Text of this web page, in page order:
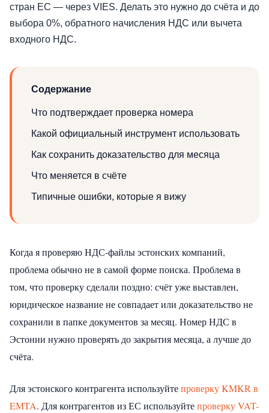
стран ЕС — через VIES. Делать это нужно до счёта и до
выбора 0%, обратного начисления НДС или вычета
входного НДС.
Содержание
Что подтверждает проверка номера
Какой официальный инструмент использовать
Как сохранить доказательство для месяца
Что меняется в счёте
Типичные ошибки, которые я вижу
Когда я проверяю НДС-файлы эстонских компаний,
проблема обычно не в самой форме поиска. Проблема в
том, что проверку сделали поздно: счёт уже выставлен,
юридическое название не совпадает или доказательство не
сохранили в папке документов за месяц. Номер НДС в
Эстонии нужно проверять до закрытия месяца, а лучше до
счёта.
Для эстонского контрагента используйтепроверку KMKR в
EMTA. Для контрагентов из ЕС используйтепроверку VAT-